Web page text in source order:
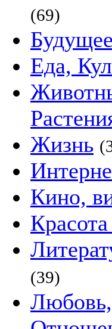
(69)
Будущее
Еда,
Жизнь
Кино,
(39)